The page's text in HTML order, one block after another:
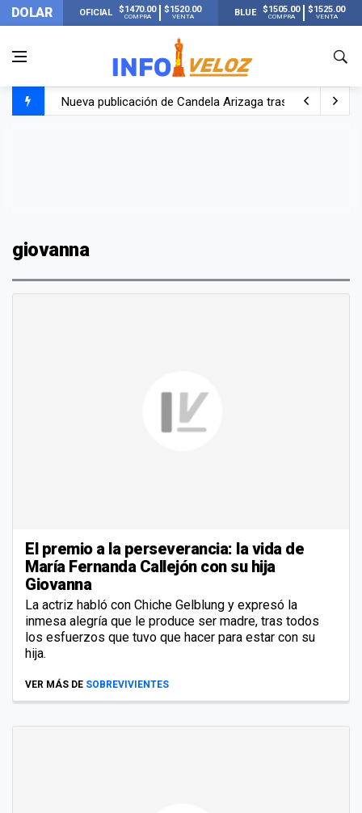
DOLAR OFICIAL $1470.00
COMPRA
$1520.00
VENTA BLUE $1505.00
COMPRA
$1525.00
VENTA
Nueva publicación de Candela Arizaga tras el
Un joven murió quemado por su novia en San Luis:
giovanna
El premio a la perseverancia: la vida de
María Fernanda Callejón con su hija
Giovanna
La actriz habló con Chiche Gelblung y expresó la
inmesa alegría que le produce ser madre, tras todos
los esfuerzos que tuvo que hacer para estar con su
hija.
VER MÁS DE SOBREVIVIENTES